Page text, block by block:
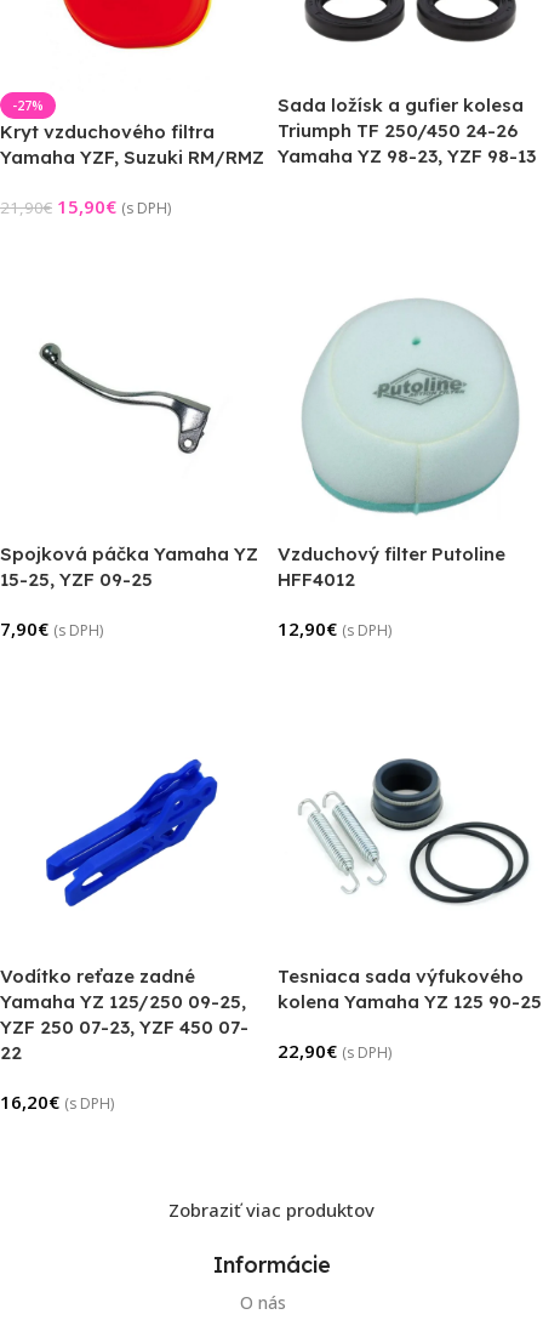
-27%
Kryt vzduchového filtra
Yamaha YZF, Suzuki RM/RMZ
21,90€ 15,90€ (s DPH)
Sada ložísk a gufier kolesa
Triumph TF 250/450 24-26
Yamaha YZ 98-23, YZF 98-13
Spojková páčka Yamaha YZ
15-25, YZF 09-25
7,90€ (s DPH)
Vzduchový filter Putoline
HFF4012
12,90€ (s DPH)
Vodítko reťaze zadné
Yamaha YZ 125/250 09-25,
YZF 250 07-23, YZF 450 07-
22
16,20€ (s DPH)
Tesniaca sada výfukového
kolena Yamaha YZ 125 90-25
22,90€ (s DPH)
Zobraziť viac produktov
Informácie
O nás